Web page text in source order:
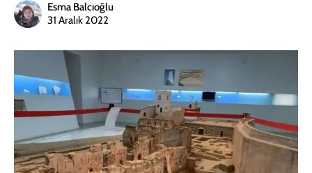
Esma Balcıoğlu
31 Aralık 2022